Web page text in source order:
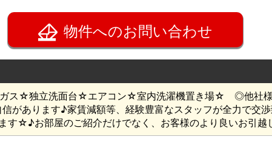
物件へのお問い合わせ
ス☆独立洗面台☆エアコン☆室内洗濯機置き場☆ ◎他社様
あります♪家賃減額等、経験豊富なスタッフが全力で交
す☆♪お部屋のご紹介だけでなく、お客様のより良いお